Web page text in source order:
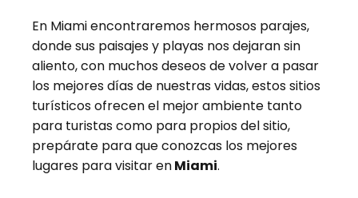
En Miami encontraremos hermosos parajes,
donde sus paisajes y playas nos dejaran sin
aliento, con muchos deseos de volver a pasar
los mejores días de nuestras vidas, estos sitios
turísticos ofrecen el mejor ambiente tanto
para turistas como para propios del sitio,
prepárate para que conozcas los mejores
lugares para visitar enMiami.